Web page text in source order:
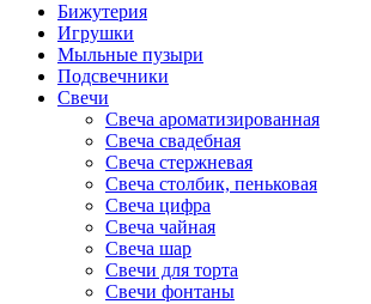
Бижутерия
Игрушки
Мыльные пузыри
Подсвечники
Свечи
Свеча ароматизированная
Свеча свадебная
Свеча стержневая
Свеча столбик, пеньковая
Свеча цифра
Свеча чайная
Свеча шар
Свечи для торта
Свечи фонтаны